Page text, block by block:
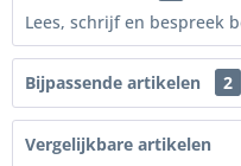
Lees, schrijf en bespreek
Bijpassende artikelen 2
Vergelijkbare artikelen